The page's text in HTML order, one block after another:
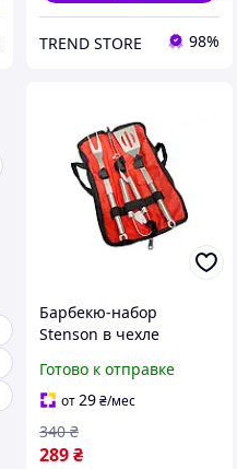
TREND STORE 98%
Барбекю-набор
Stenson в чехле
Готово к отправке
от29₴/мес
289₴
340 ₴